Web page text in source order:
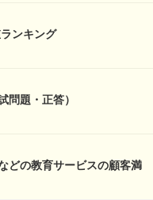
ンキング
問題・正答）
どの教育サービスの顧客満